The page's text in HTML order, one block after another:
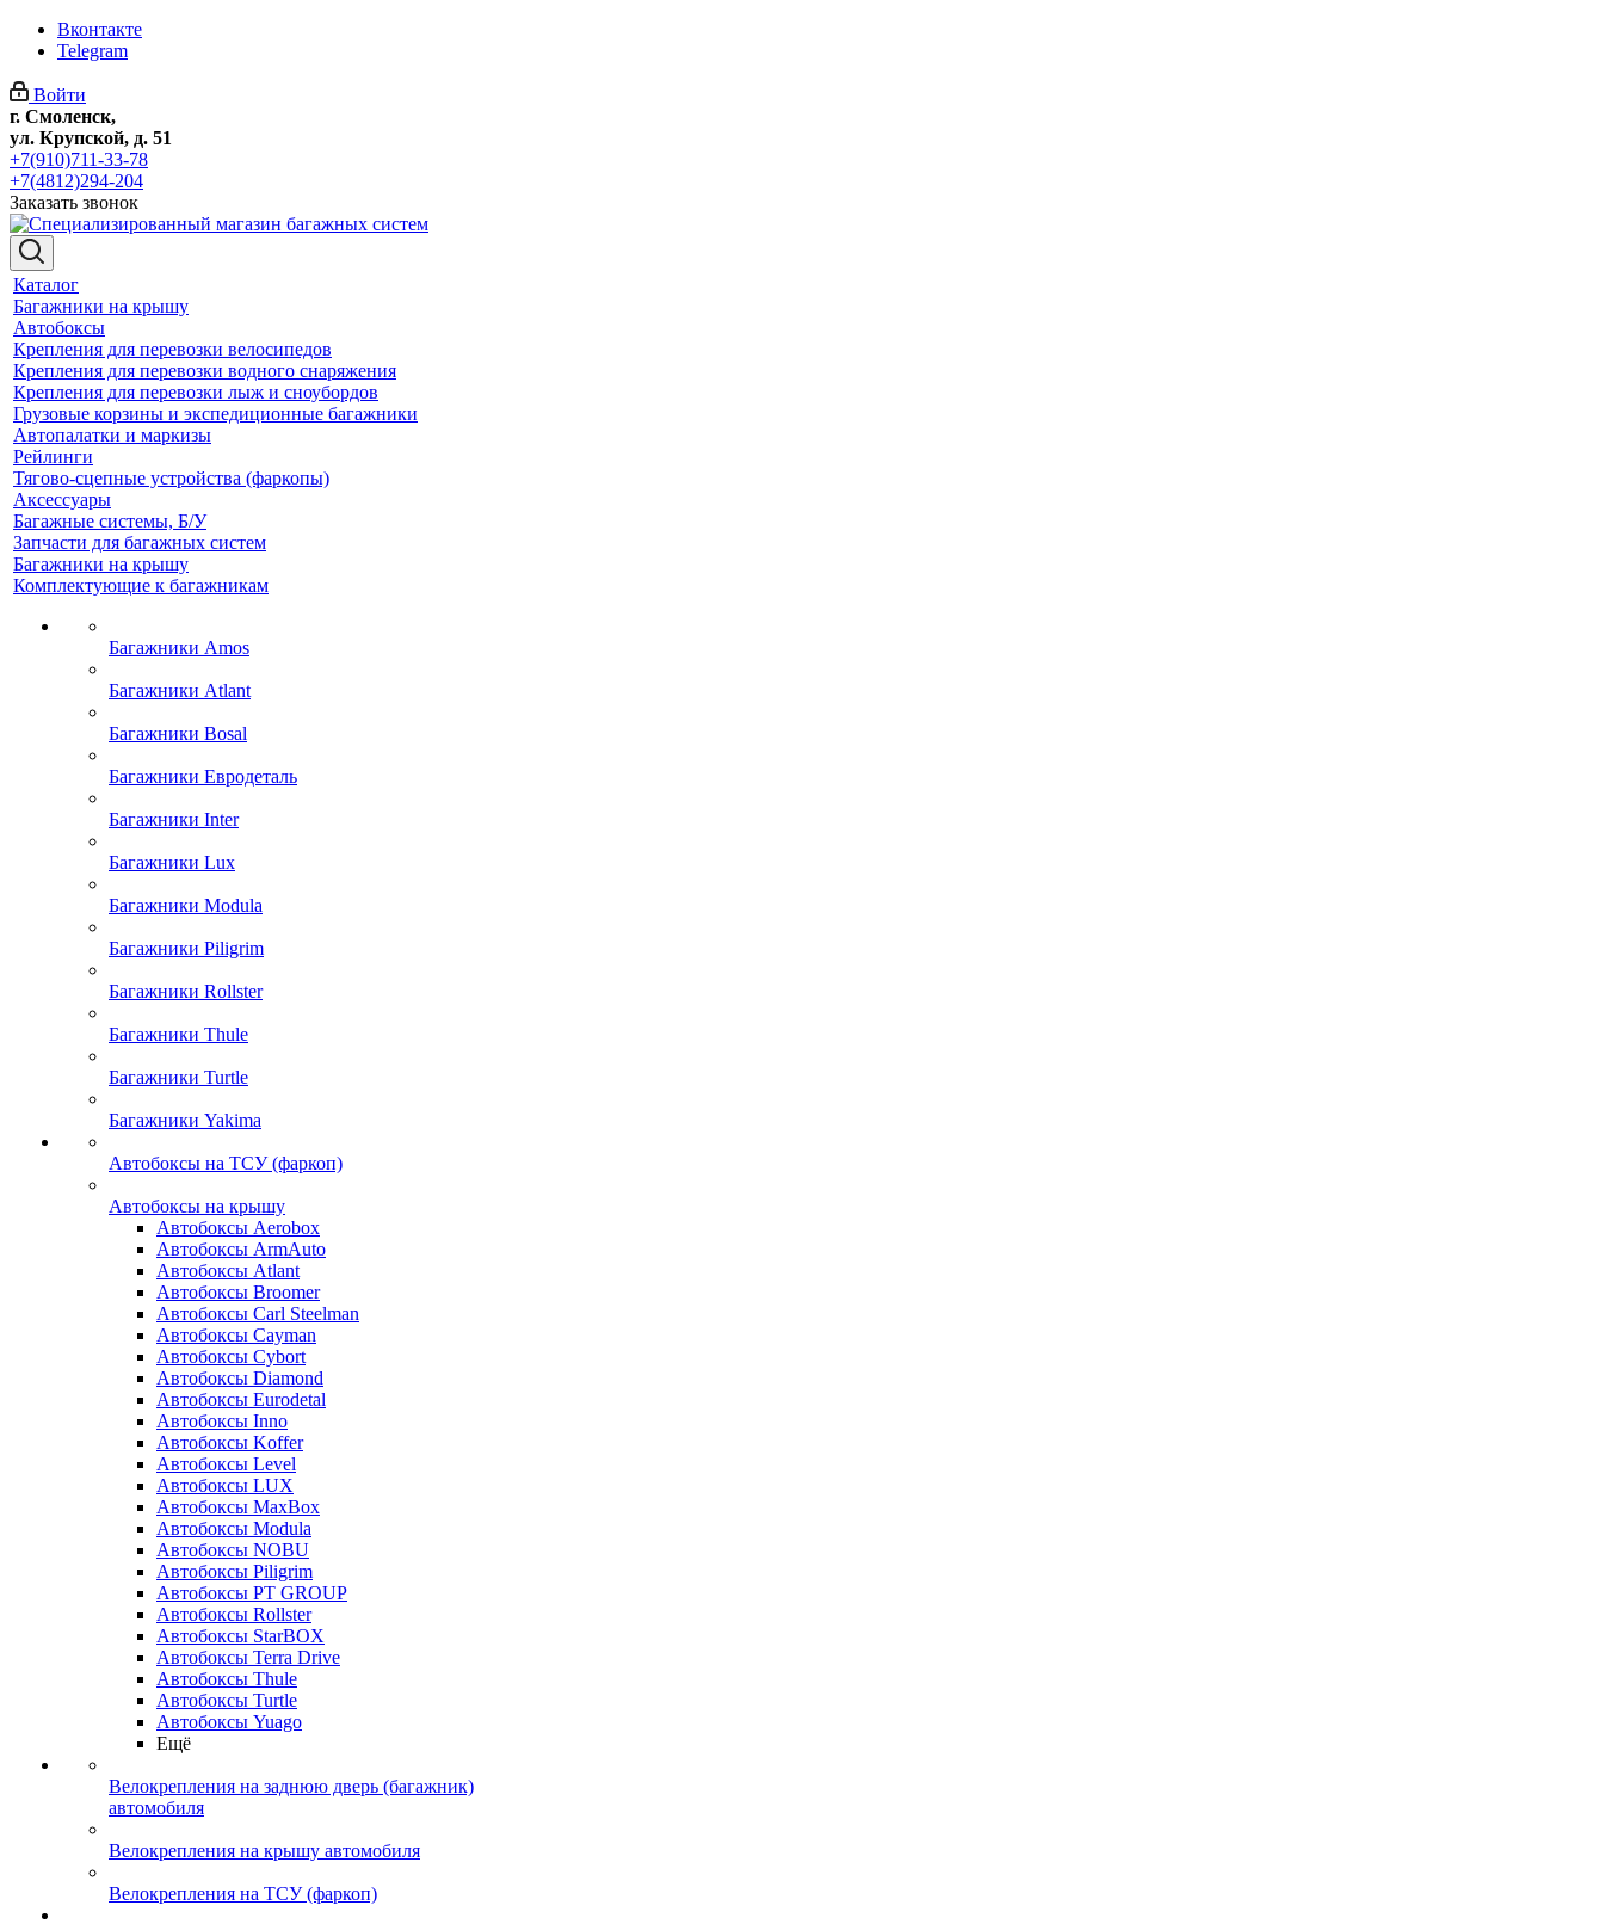
Вконтакте
Telegram
Войти
г. Смоленск,
ул. Крупской, д. 51
+7(910)711-33-78
+7(4812)294-204
Заказать звонок
Каталог
Багажники на крышу
Автобоксы
Крепления для перевозки велосипедов
Крепления для перевозки водного снаряжения
Крепления для перевозки лыж и сноубордов
Грузовые корзины и экспедиционные багажники
Автопалатки и маркизы
Рейлинги
Тягово-сцепные устройства (фаркопы)
Аксессуары
Багажные системы, Б/У
Запчасти для багажных систем
Багажники на крышу
Комплектующие к багажникам
Багажники Amos
Багажники Atlant
Багажники Bosal
Багажники Евродеталь
Багажники Inter
Багажники Lux
Багажники Modula
Багажники Piligrim
Багажники Rollster
Багажники Thule
Багажники Turtle
Багажники Yakima
Автобоксы на ТСУ (фаркоп)
Автобоксы на крышу
Автобоксы Aerobox
Автобоксы ArmAuto
Автобоксы Atlant
Автобоксы Broomer
Автобоксы Carl Steelman
Автобоксы Cayman
Автобоксы Cybort
Автобоксы Diamond
Автобоксы Eurodetal
Автобоксы Inno
Автобоксы Koffer
Автобоксы Level
Автобоксы LUX
Автобоксы MaxBox
Автобоксы Modula
Автобоксы NOBU
Автобоксы Piligrim
Автобоксы PT GROUP
Автобоксы Rollster
Автобоксы StarBOX
Автобоксы Terra Drive
Автобоксы Thule
Автобоксы Turtle
Автобоксы Yuago
Ещё
Велокрепления на заднюю дверь (багажник)
автомобиля
Велокрепления на крышу автомобиля
Велокрепления на ТСУ (фаркоп)